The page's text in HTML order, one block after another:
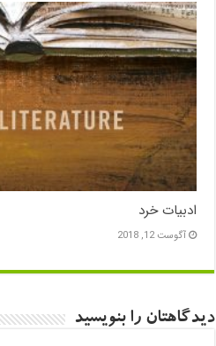
ادبیات خرد
آگوست 12, 2018
دیدگاهتان را بنویسید